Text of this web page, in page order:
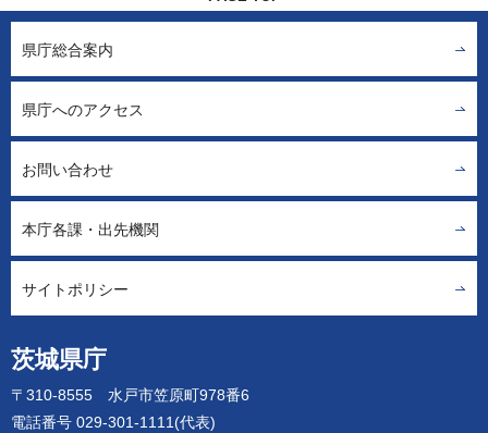
茨城県庁
〒310-8555 水戸市笠原町978番6
電話番号 029-301-1111(代表)
県庁総合案内
県庁へのアクセス
お問い合わせ
本庁各課・出先機関
サイトポリシー